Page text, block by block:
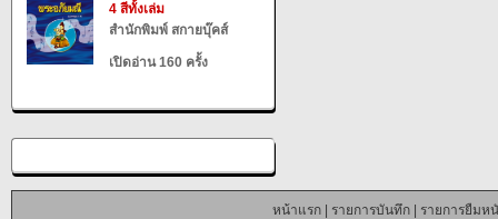
4 สีทั้งเล่ม
สำนักพิมพ์ สกายบุ๊คส์
เปิดอ่าน 160 ครั้ง
หน้าแรก| รายการบันทึก| รายการยืมห